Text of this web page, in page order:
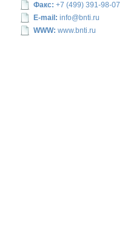
Факс: +7 (499) 391-98-07
E-mail: info@bnti.ru
WWW: www.bnti.ru